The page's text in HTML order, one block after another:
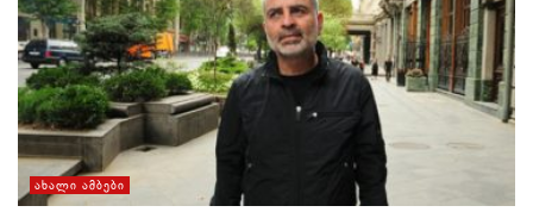
ᲐᲮᲐᲚᲘ ᲐᲛᲑᲔᲑᲘ